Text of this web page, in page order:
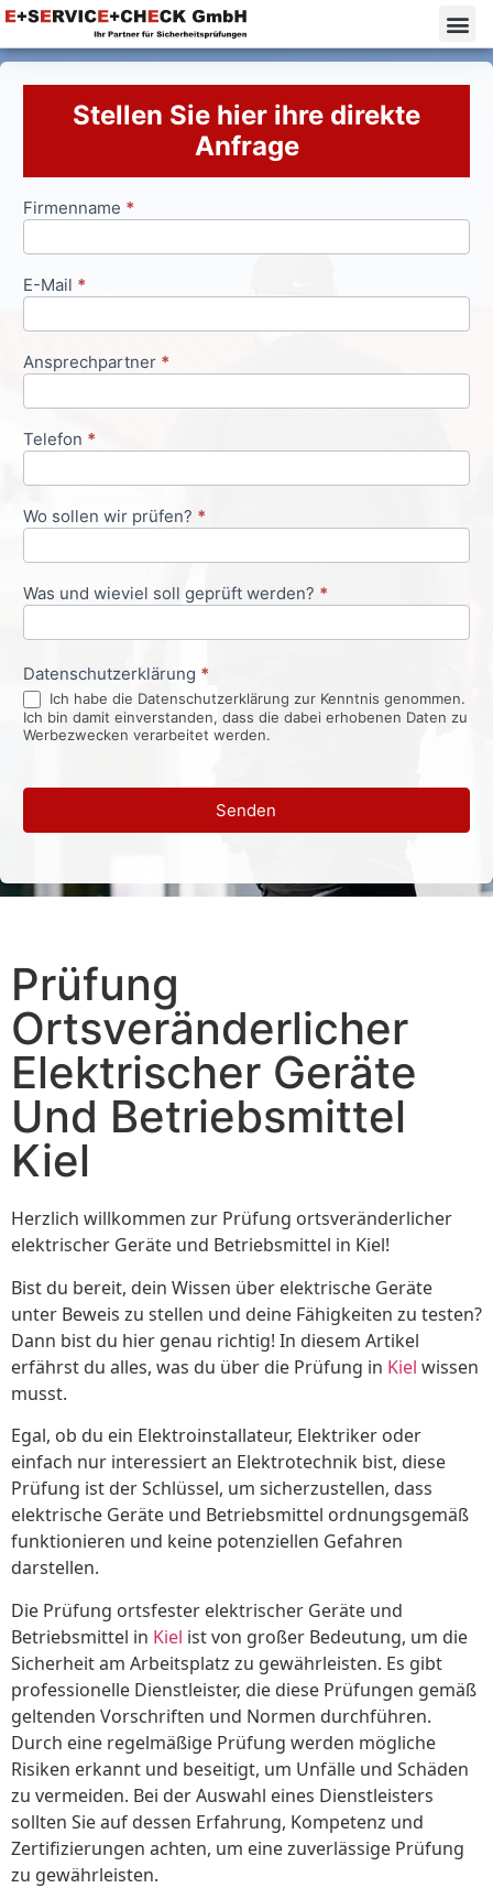
Stellen Sie hier ihre direkte
Anfrage
Anfrageformular
Firmenname *
E-Mail *
Ansprechpartner *
Telefon *
Wo sollen wir prüfen? *
Was und wieviel soll geprüft werden? *
Datenschutzerklärung *
Ich habe die Datenschutzerklärung zur Kenntnis genommen.
Ich bin damit einverstanden, dass die dabei erhobenen Daten zu
Werbezwecken verarbeitet werden.
Senden
Prüfung
Ortsveränderlicher
Elektrischer Geräte
Und Betriebsmittel
Kiel
Herzlich willkommen zur Prüfung ortsveränderlicher
elektrischer Geräte und Betriebsmittel in Kiel!
Bist du bereit, dein Wissen über elektrische Geräte
unter Beweis zu stellen und deine Fähigkeiten zu testen?
Dann bist du hier genau richtig! In diesem Artikel
erfährst du alles, was du über die Prüfung in Kiel wissen
musst.
Egal, ob du ein Elektroinstallateur, Elektriker oder
einfach nur interessiert an Elektrotechnik bist, diese
Prüfung ist der Schlüssel, um sicherzustellen, dass
elektrische Geräte und Betriebsmittel ordnungsgemäß
funktionieren und keine potenziellen Gefahren
darstellen.
Die Prüfung ortsfester elektrischer Geräte und
Betriebsmittel in Kiel ist von großer Bedeutung, um die
Sicherheit am Arbeitsplatz zu gewährleisten. Es gibt
professionelle Dienstleister, die diese Prüfungen gemäß
geltenden Vorschriften und Normen durchführen.
Durch eine regelmäßige Prüfung werden mögliche
Risiken erkannt und beseitigt, um Unfälle und Schäden
zu vermeiden. Bei der Auswahl eines Dienstleisters
sollten Sie auf dessen Erfahrung, Kompetenz und
Zertifizierungen achten, um eine zuverlässige Prüfung
zu gewährleisten.